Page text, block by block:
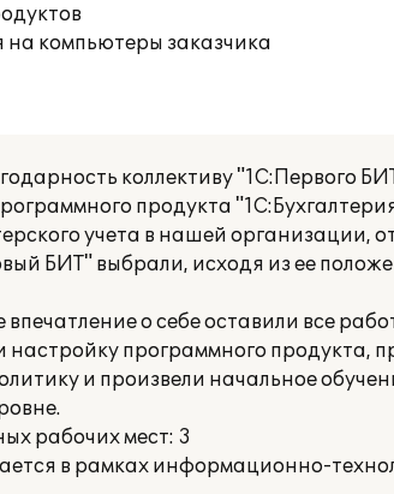
на компьютеры заказчика
коллективу "1С:Первого
продукта
учета в нашей организации,
БИТ" выбрали, исходя из ее
о себе оставили все
программного продукта,
и произвели начальное
рабочих мест: 3
в рамках информационно-